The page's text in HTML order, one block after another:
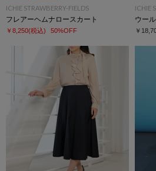
ICHIE STRAWBERRY-FIELDS
フレアーヘムナロースカート
￥8,250(税込) 50%OFF
ICHIE
ウー
￥